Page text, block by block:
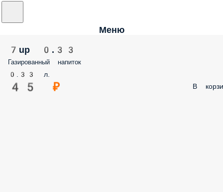
Меню
7up 0.33
Газированный напиток
0.33 л.
45 ₽ В